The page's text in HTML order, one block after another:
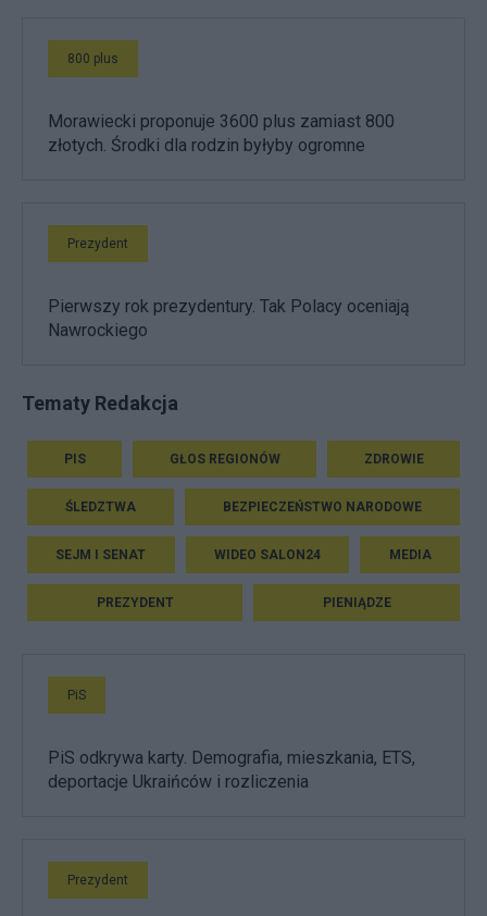
800 plus
Morawiecki proponuje 3600 plus zamiast 800
złotych. Środki dla rodzin byłyby ogromne
Prezydent
Pierwszy rok prezydentury. Tak Polacy oceniają
Nawrockiego
Tematy Redakcja
PIS GŁOS REGIONÓW ZDROWIE
ŚLEDZTWA BEZPIECZEŃSTWO NARODOWE
SEJM I SENAT WIDEO SALON24 MEDIA
PREZYDENT PIENIĄDZE
PiS
PiS odkrywa karty. Demografia, mieszkania, ETS,
deportacje Ukraińców i rozliczenia
Prezydent